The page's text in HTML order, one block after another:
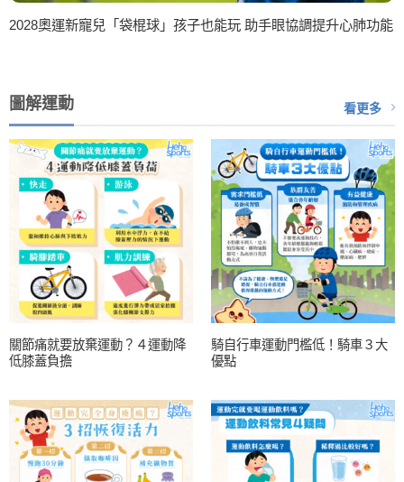
2028奧運新寵兒「袋棍球」孩子也能玩 助手眼協調提升心肺功能
圖解運動 看更多
關節痛就要放棄運動？４運動降
低膝蓋負擔
騎自行車運動門檻低！騎車３大
優點